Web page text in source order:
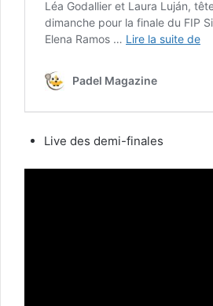
Live des demi-finales